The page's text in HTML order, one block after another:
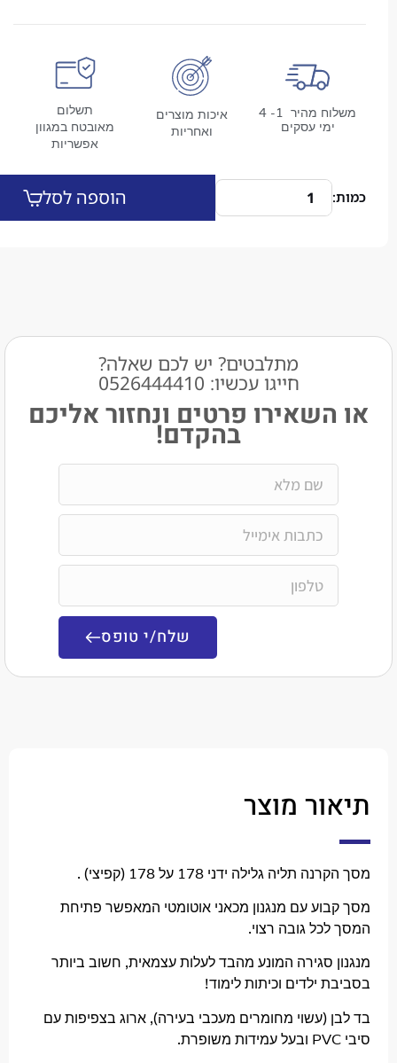
משלוח מהיר 1- 4
איכות מוצרים
תשלום
מאובטח במגוון
הוספה לסל
מתלבטים? יש לכם שאלה?
חייגו עכשיו: 0526444410​
פרטים ונחזור אליכם
בהקדם!
שלח/י טופס
מוצר
גלילה ידני 178 על 178 (קפיצי) .
עם מנגנון מכאני אוטומטי המאפשר פתיחת
גובה רצוי.
סגירה המונע מהבד לעלות עצמאית, חשוב ביותר
ילדים וכיתות לימוד!
(עשוי מחומרים מעכבי בעירה), ארוג בצפיפות עם